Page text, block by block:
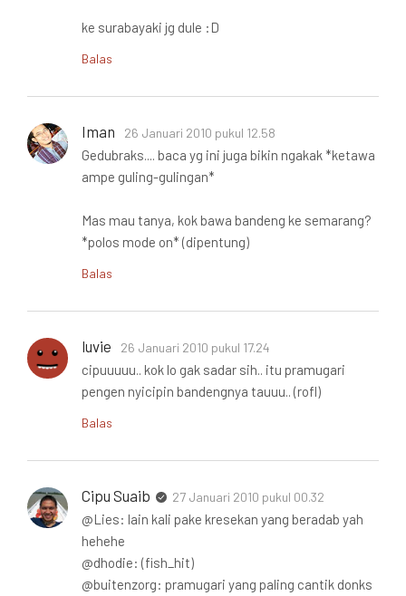
ke surabayaki jg dule :D
Balas
Iman 26 Januari 2010 pukul 12.58
Gedubraks.... baca yg ini juga bikin ngakak *ketawa
ampe guling-gulingan*
Mas mau tanya, kok bawa bandeng ke semarang?
*polos mode on* (dipentung)
Balas
luvie 26 Januari 2010 pukul 17.24
cipuuuuu.. kok lo gak sadar sih.. itu pramugari
pengen nyicipin bandengnya tauuu.. (rofl)
Balas
Cipu Suaib 27 Januari 2010 pukul 00.32
@Lies: lain kali pake kresekan yang beradab yah
hehehe
@dhodie: (fish_hit)
@buitenzorg: pramugari yang paling cantik donks